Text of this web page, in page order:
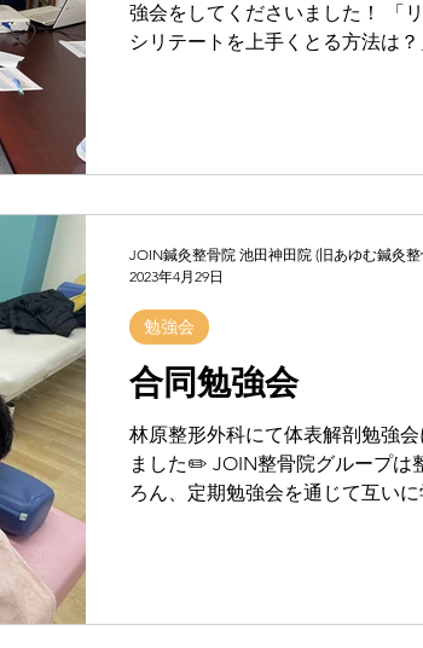
強会をしてくださいました！ 「
シリテートを上手くとる方法は
合同勉強会
林原整形外科にて体表解剖勉強
ました✏️ JOIN整骨院グループは
ろん、定期勉強会を通じて互い
勉強会
JOIN鍼灸整骨院 池田神田院 (旧あゆむ鍼灸整
2023年4月29日